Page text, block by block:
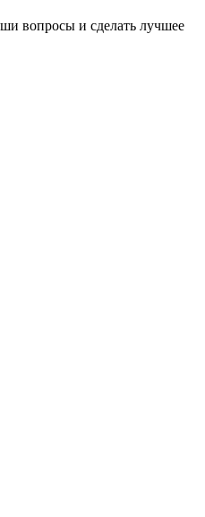
вопросы и сделать лучшее